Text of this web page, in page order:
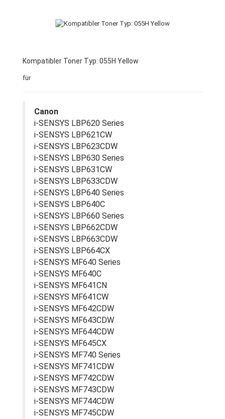
Kompatibler Toner Typ: 055H Yellow
für
Canon
i-SENSYS LBP620 Series
i-SENSYS LBP621CW
i-SENSYS LBP623CDW
i-SENSYS LBP630 Series
i-SENSYS LBP631CW
i-SENSYS LBP633CDW
i-SENSYS LBP640 Series
i-SENSYS LBP640C
i-SENSYS LBP660 Series
i-SENSYS LBP662CDW
i-SENSYS LBP663CDW
i-SENSYS LBP664CX
i-SENSYS MF640 Series
i-SENSYS MF640C
i-SENSYS MF641CN
i-SENSYS MF641CW
i-SENSYS MF642CDW
i-SENSYS MF643CDW
i-SENSYS MF644CDW
i-SENSYS MF645CX
i-SENSYS MF740 Series
i-SENSYS MF741CDW
i-SENSYS MF742CDW
i-SENSYS MF743CDW
i-SENSYS MF744CDW
i-SENSYS MF745CDW